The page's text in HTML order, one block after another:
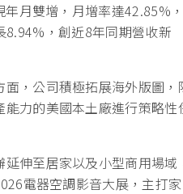
月雙增，月增率達42.85%，
，創近8年同期營收新
，公司積極拓展海外版圖，
力的美國本土廠進行策略性
伸至居家以及小型商用場域
電器空調影音大展，主打家